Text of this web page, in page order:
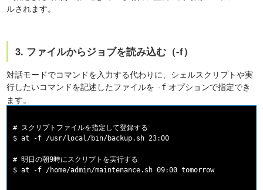
ルされます。
3. ファイルからジョブを読み込む（-f）
対話モードでコマンドを入力する代わりに、シェルスクリプトや実
行したいコマンドを記述したファイルを -f オプションで指定でき
ます。
# スクリプトファイルを指定して登録する
$ at -f /usr/local/bin/backup.sh 23:00
# 明日の朝9時にスクリプトを実行する
$ at -f /home/admin/maintenance.sh 09:00 tomorrow